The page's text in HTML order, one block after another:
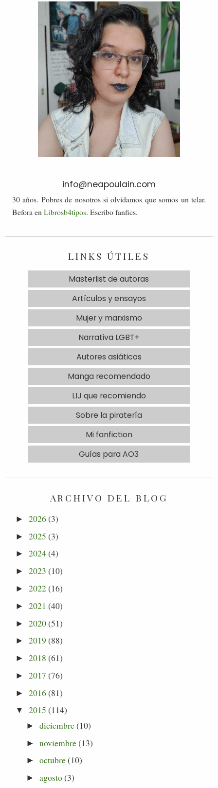
info@neapoulain.com
30 años. Pobres de nosotros si olvidamos que somos un telar.
Befora en Librosb4tipos. Escribo fanfics.
LINKS ÚTILES
Masterlist de autoras
Artículos y ensayos
Mujer y marxismo
Narrativa LGBT+
Autores asiáticos
Manga recomendado
LIJ que recomiendo
Sobre la piratería
Mi fanfiction
Guías para AO3
ARCHIVO DEL BLOG
►2026(3)
►2025 (3)
►2024(4)
►2023 (10)
►2022(16)
►2021 (40)
►2020(51)
►2019 (88)
►2018 (61)
►2017 (76)
►2016(81)
▼ 2015 (114)
► diciembre(10)
► noviembre(13)
► octubre(10)
► agosto(3)